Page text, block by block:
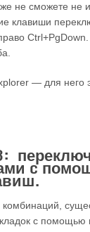
не сможете не
клавиши
— для него
c
с